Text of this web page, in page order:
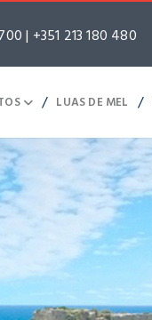
| +351 213 180 480
/ LUAS DE MEL /